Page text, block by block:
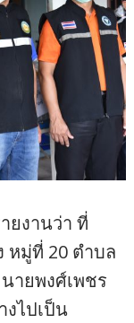
ยงานว่า ที่
หมู่ที่ 20 ตำบล
ายพงศ์เพชร
งไปเป็น